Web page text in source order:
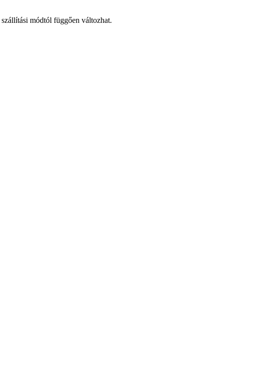
módtól függően változhat.